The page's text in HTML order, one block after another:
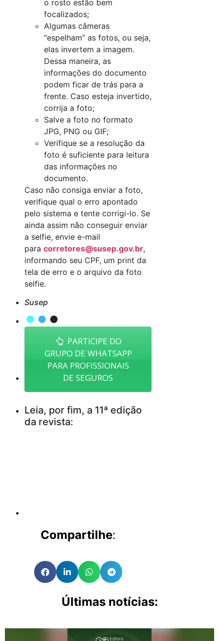
o rosto estão bem
focalizados;
Algumas câmeras
“espelham” as fotos, ou seja,
elas invertem a imagem.
Dessa maneira, as
informações do documento
podem ficar de trás para a
frente. Caso esteja invertido,
corrija a foto;
Salve a foto no formato
JPG, PNG ou GIF;
Verifique se a resolução da
foto é suficiente para leitura
das informações no
documento.
Caso não consiga enviar a foto,
verifique qual o erro apontado
pelo sistema e tente corrigi-lo. Se
ainda assim não conseguir enviar
a selfie, envie e-mail
para corretores@susep.gov.br,
informando seu CPF, um print da
tela de erro e o arquivo da foto
selfie.
Susep
PARTICIPE DO
GRUPO DE WHATSAPP
PARA PROFISSIONAIS
DE SEGUROS
Leia, por fim, a 11ª edição
da revista:
Compartilhe:
Últimas notícias: